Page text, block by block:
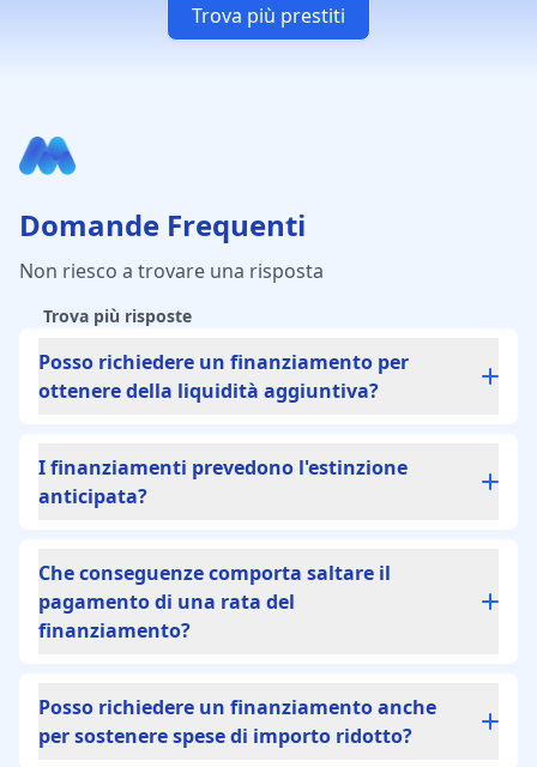
Trova più prestiti
Domande Frequenti
Non riesco a trovare una risposta
Trova più risposte
Posso richiedere un finanziamento per
ottenere della liquidità aggiuntiva?
finalizzati e per ottenerli è necessario
specificarne il fine di utilizzo, che deve essere
servizio. Se si necessita un prestito per
liquidità, si può optare per un
personale.
I finanziamenti prevedono l'estinzione
anticipata?
finanziamento in ogni momento. È comunque
bene prestare attenzione che non vi siano
Che conseguenze comporta saltare il
pagamento di una rata del
finanziamento?
flessibili che prevedono il salto di una rata
mensile senza problemi e senza costi
Posso richiedere un finanziamento anche
per sostenere spese di importo ridotto?